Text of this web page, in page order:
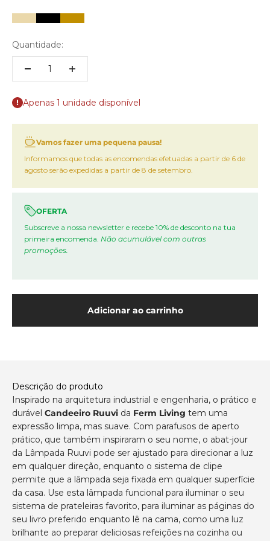
BegePretoDourado
Quantidade:
Apenas 1 unidade disponível
Vamos fazer uma pequena pausa!
Informamos que todas as encomendas efetuadas a partir de 6 de
agosto serão expedidas a partir de 8 de setembro.
OFERTA
Subscreve a nossa newsletter e recebe 10% de desconto na tua
primeira encomenda. Não acumulável com outras
promoções.
Adicionar ao carrinho
Descrição do produto
Inspirado na arquitetura industrial e engenharia, o prático e
durável Candeeiro Ruuvi da Ferm Living tem uma
expressão limpa, mas suave. Com parafusos de aperto
prático, que também inspiraram o seu nome, o abat-jour
da Lâmpada Ruuvi pode ser ajustado para direcionar a luz
em qualquer direção, enquanto o sistema de clipe
permite que a lâmpada seja fixada em qualquer superfície
da casa. Use esta lâmpada funcional para iluminar o seu
sistema de prateleiras favorito, para iluminar as páginas do
seu livro preferido enquanto lê na cama, como uma luz
brilhante ao preparar deliciosas refeições na cozinha ou